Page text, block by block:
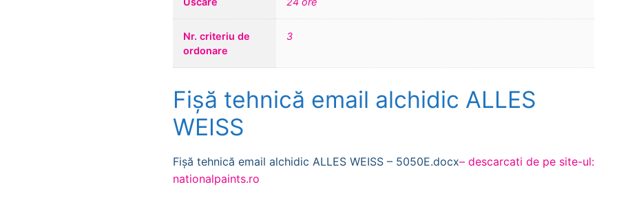
Nr. criteriu de
ordonare
3
Fișă tehnică email alchidic ALLES
WEISS
Fișă tehnică email alchidic ALLES WEISS – 5050E.docx– descarcati de pe site-ul:
nationalpaints.ro